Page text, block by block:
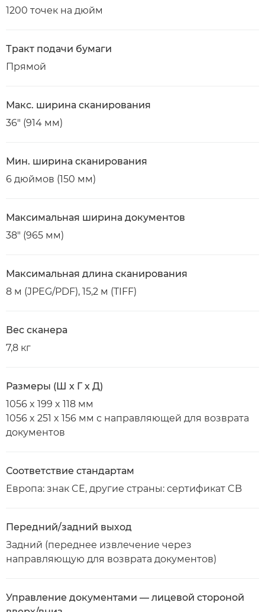
1200 точек на дюйм
Тракт подачи бумаги
Прямой
Макс. ширина сканирования
36" (914 мм)
Мин. ширина сканирования
6 дюймов (150 мм)
Максимальная ширина документов
38" (965 мм)
Максимальная длина сканирования
8 м (JPEG/PDF), 15,2 м (TIFF)
Вес сканера
7,8 кг
Размеры (Ш х Г х Д)
1056 x 199 x 118 мм
1056 x 251 x 156 мм с направляющей для возврата
документов
Соответствие стандартам
Европа: знак CE, другие страны: сертификат CB
Передний/задний выход
Задний (переднее извлечение через
направляющую для возврата документов)
Управление документами — лицевой стороной